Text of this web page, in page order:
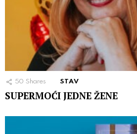
50 Shares STAV
SUPERMOĆI JEDNE ŽENE